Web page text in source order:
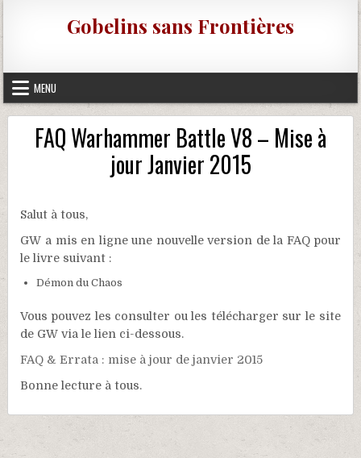
Gobelins sans Frontières
MENU
FAQ Warhammer Battle V8 – Mise à
jour Janvier 2015
Salut à tous,
GW a mis en ligne une nouvelle version de la FAQ pour
le livre suivant :
Démon du Chaos
Vous pouvez les consulter ou les télécharger sur le site
de GW via le lien ci-dessous.
FAQ & Errata : mise à jour de janvier 2015
Bonne lecture à tous.